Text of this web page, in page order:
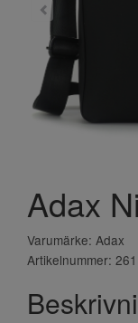
Adax
Varumärke: Adax
Artikelnummer: